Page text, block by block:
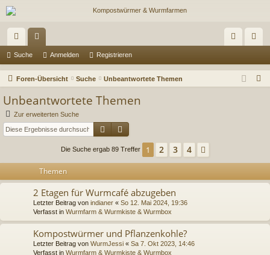
ch
ne
riff
en m ist
Suche Anmelden Registrieren
Foren-Übersicht Suche Unbeantwortete Themen
Unbeantwortete Themen
Zur erweiterten Suche
Suche
Die Suche ergab 89 Treffer 1 2 3 4
Themen
2 Etagen für Wurmcafé abzugeben
Letzter Beitrag von indianer « So 12. Mai 2024, 19:36
Verfasst in Wurmfarm & Wurmkiste & Wurmbox
Kompostwürmer und Pflanzenkohle?
Letzter Beitrag von WurmJessi « Sa 7. Okt 2023, 14:46
Verfasst in Wurmfarm & Wurmkiste & Wurmbox